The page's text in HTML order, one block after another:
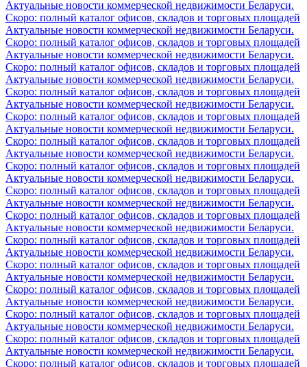
Актуальные новости коммерческой недвижимости Беларуси.
Скоро: полный каталог офисов, складов и торговых площадей
Актуальные новости коммерческой недвижимости Беларуси.
Скоро: полный каталог офисов, складов и торговых площадей
Актуальные новости коммерческой недвижимости Беларуси.
Скоро: полный каталог офисов, складов и торговых площадей
Актуальные новости коммерческой недвижимости Беларуси.
Скоро: полный каталог офисов, складов и торговых площадей
Актуальные новости коммерческой недвижимости Беларуси.
Скоро: полный каталог офисов, складов и торговых площадей
Актуальные новости коммерческой недвижимости Беларуси.
Скоро: полный каталог офисов, складов и торговых площадей
Актуальные новости коммерческой недвижимости Беларуси.
Скоро: полный каталог офисов, складов и торговых площадей
Актуальные новости коммерческой недвижимости Беларуси.
Скоро: полный каталог офисов, складов и торговых площадей
Актуальные новости коммерческой недвижимости Беларуси.
Скоро: полный каталог офисов, складов и торговых площадей
Актуальные новости коммерческой недвижимости Беларуси.
Скоро: полный каталог офисов, складов и торговых площадей
Актуальные новости коммерческой недвижимости Беларуси.
Скоро: полный каталог офисов, складов и торговых площадей
Актуальные новости коммерческой недвижимости Беларуси.
Скоро: полный каталог офисов, складов и торговых площадей
Актуальные новости коммерческой недвижимости Беларуси.
Скоро: полный каталог офисов, складов и торговых площадей
Актуальные новости коммерческой недвижимости Беларуси.
Скоро: полный каталог офисов, складов и торговых площадей
Актуальные новости коммерческой недвижимости Беларуси.
Скоро: полный каталог офисов, складов и торговых площадей